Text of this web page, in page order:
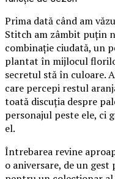
Prima dată când am
Stitch am zâmbit puțin
combinație ciudată, un
plantat în mijlocul
secretul stă în culoare.
care percepi restul
toată discuția despre
personajul peste ele, ci
el.
Întrebarea revine
o aniversare, de un